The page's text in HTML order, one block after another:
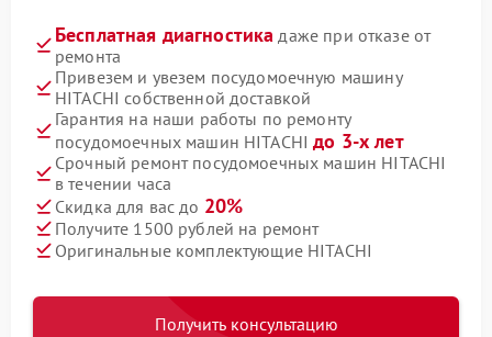
Бесплатная диагностика даже при отказе от
ремонта
Привезем и увезем посудомоечную машину
HITACHI собственной доставкой
Гарантия на наши работы по ремонту
посудомоечных машин HITACHIдо 3-х лет
Срочный ремонт посудомоечных машин HITACHI
в течении часа
Скидка для вас до 20%
Получите 1500 рублей на ремонт
Оригинальные комплектующие HITACHI
Получить консультацию